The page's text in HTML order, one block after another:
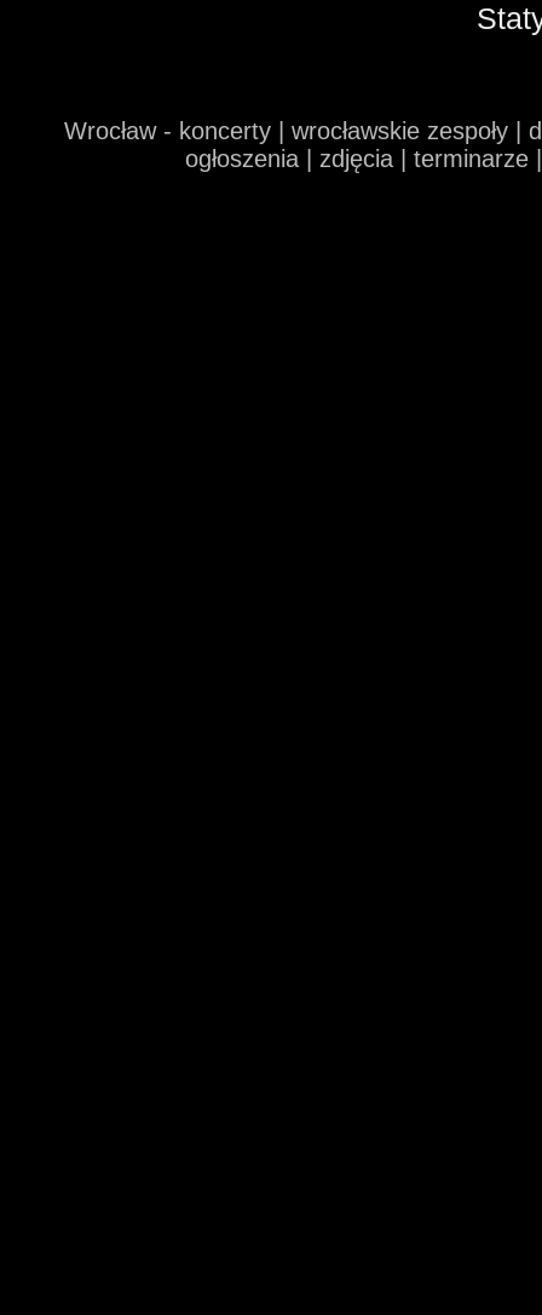
Wrocław - koncerty | wrocławskie zespoły
ogłoszenia | zdjęcia |